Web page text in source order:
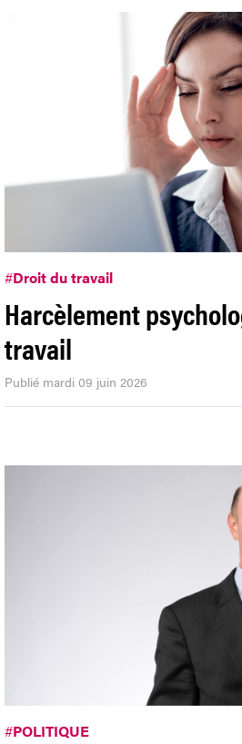
#Droit du travail
Harcèlement
travail
Publié mardi 09 juin 2026
#POLITIQUE